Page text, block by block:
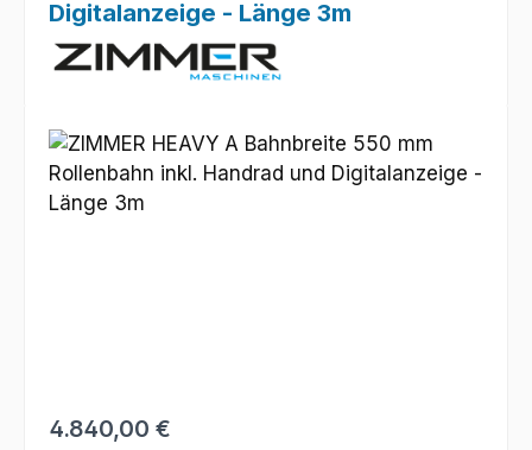
Digitalanzeige - Länge 3m
Bildergalerie überspringen
Regulärer Preis:
4.840,00 €